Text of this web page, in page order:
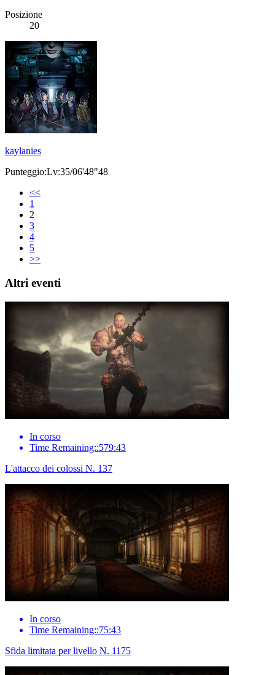
Posizione
20
kaylanies
Punteggio:Lv:35/06'48"48
<<
1
2
3
4
5
>>
Altri eventi
In corso
Time Remaining::579:43
L'attacco dei colossi N. 137
In corso
Time Remaining::75:43
Sfida limitata per livello N. 1175